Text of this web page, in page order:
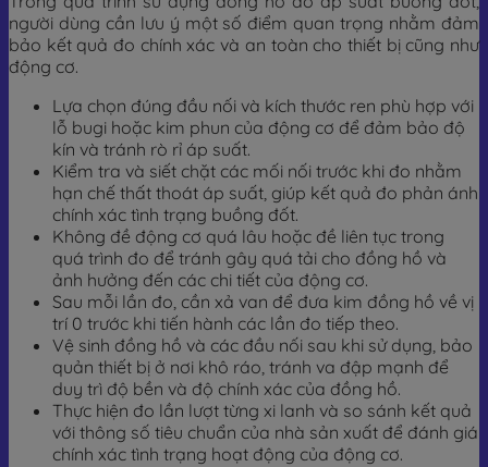
người dùng cần lưu ý một số điểm quan trọng nhằm đảm
bảo kết quả đo chính xác và an toàn cho thiết bị cũng như
động cơ.
Lựa chọn đúng đầu nối và kích thước ren phù hợp với
lỗ bugi hoặc kim phun của động cơ để đảm bảo độ
kín và tránh rò rỉ áp suất.
Kiểm tra và siết chặt các mối nối trước khi đo nhằm
hạn chế thất thoát áp suất, giúp kết quả đo phản ánh
chính xác tình trạng buồng đốt.
Không đề động cơ quá lâu hoặc đề liên tục trong
quá trình đo để tránh gây quá tải cho đồng hồ và
ảnh hưởng đến các chi tiết của động cơ.
Sau mỗi lần đo, cần xả van để đưa kim đồng hồ về vị
trí 0 trước khi tiến hành các lần đo tiếp theo.
Vệ sinh đồng hồ và các đầu nối sau khi sử dụng, bảo
quản thiết bị ở nơi khô ráo, tránh va đập mạnh để
duy trì độ bền và độ chính xác của đồng hồ.
Thực hiện đo lần lượt từng xi lanh và so sánh kết quả
với thông số tiêu chuẩn của nhà sản xuất để đánh giá
chính xác tình trạng hoạt động của động cơ.